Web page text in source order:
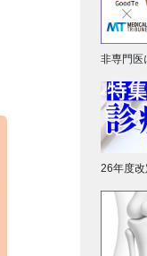
非専門医
26年度